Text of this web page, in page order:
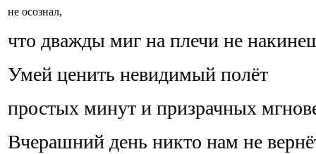
не осознал,
что дважды миг на плечи не
Умей ценить невидимый полёт
простых минут и призрачных
Вчерашний день никто нам не